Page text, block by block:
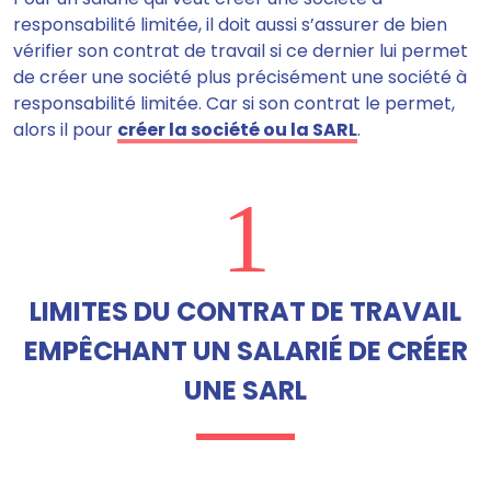
responsabilité limitée,il doit aussi s’assurer de bien
vérifier son contrat de travailsi ce dernier lui permet
de créer une société plus précisément une société à
responsabilité limitée. Car si son contrat le permet,
alors il pour créer la société ou la SARL.
1
LIMITES DU CONTRAT DE TRAVAIL
EMPÊCHANT UN SALARIÉ DE CRÉER
UNE SARL